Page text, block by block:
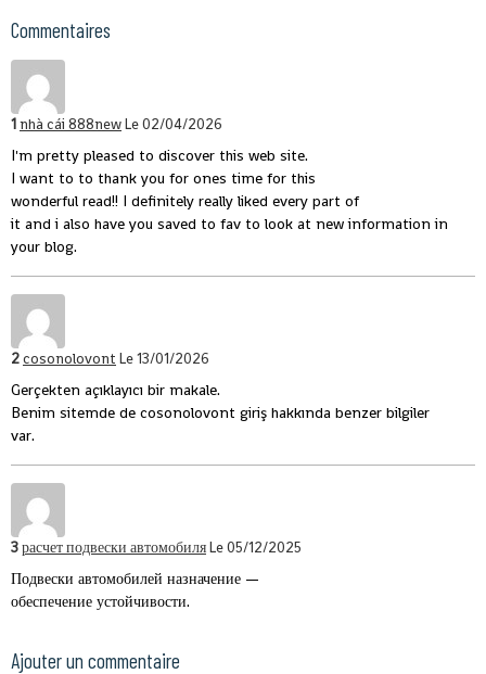
Commentaires
1nhà cái 888newLe 02/04/2026
I'm pretty pleased to discover this web site.
I want to to thank you for ones time for this
wonderful read!! I definitely really liked every part of
it and i also have you saved to fav to look at new information in
your blog.
2cosonolovont Le 13/01/2026
Gerçekten açıklayıcı bir makale.
Benim sitemde de cosonolovont giriş hakkında benzer bilgiler
var.
3расчет подвески автомобиляLe 05/12/2025
Подвески автомобилей назначение —
обеспечение устойчивости.
Ajouter un commentaire